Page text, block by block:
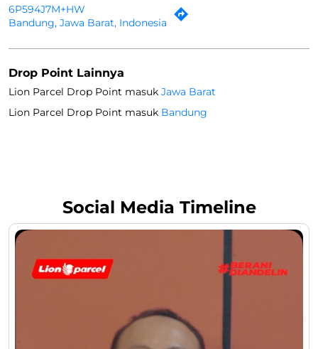
6P594J7M+HW
Bandung, Jawa Barat, Indonesia
Drop Point Lainnya
Lion Parcel Drop Point masuk Jawa Barat
Lion Parcel Drop Point masuk Bandung
Social Media Timeline